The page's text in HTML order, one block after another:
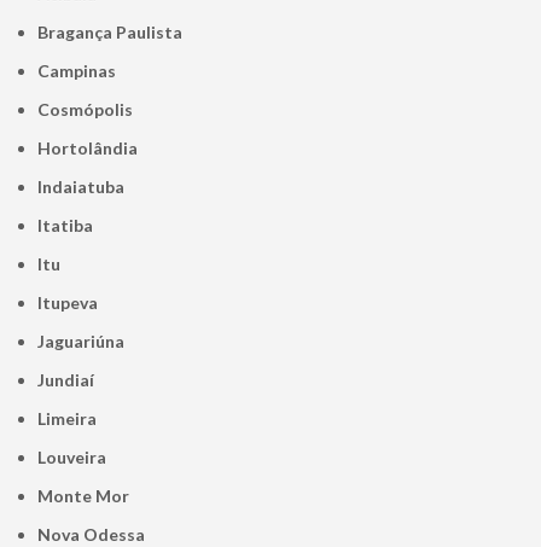
Bragança Paulista
Campinas
Cosmópolis
Hortolândia
Indaiatuba
Itatiba
Itu
Itupeva
Jaguariúna
Jundiaí
Limeira
Louveira
Monte Mor
Nova Odessa